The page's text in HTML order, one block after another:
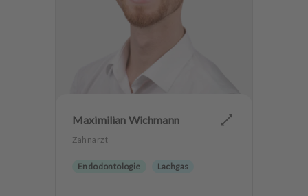
Maximilian Wichmann
Zahnarzt
Endodontologie Lachgas